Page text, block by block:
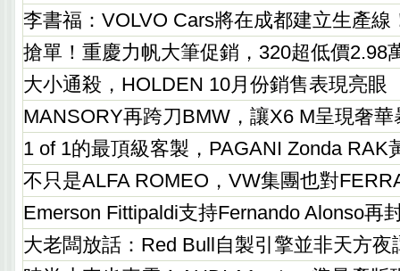
李書福：VOLVO Cars將在成都建立生產線
搶單！重慶力帆大筆促銷，320超低價2.98
大小通殺，HOLDEN 10月份銷售表現亮眼
MANSORY再跨刀BMW，讓X6 M呈現奢華
1 of 1的最頂級客製，PAGANI Zonda RAK
不只是ALFA ROMEO，VW集團也對
Emerson Fittipaldi支持Fernando Alonso再
大老闆放話：Red Bull自製引擎並非天方夜